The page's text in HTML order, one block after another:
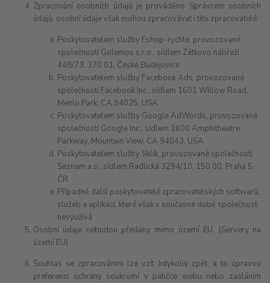
Zpracování osobních údajů je prováděno Správcem osobních
údajů, osobní údaje však mohou zpracovávat i tito zpracovatelé:
Poskytovatelem služby Eshop-rychle, provozované
společností Golemos s.r.o., sídlem Zátkovo nábřeží
448/73, 370 01, České Budějovice
Poskytovatelem služby Facebook Ads, provozované
společností Facebook Inc., sídlem 1601 Willow Road,
Menlo Park, CA 94025, USA
Poskytovatelem služby Google AdWords, provozované
společností Google Inc., sídlem 1600 Amphitheatre
Parkway, Mountain View, CA 94043, USA
Poskytovatelem služby Sklik, provozované společností
Seznam a.s., sídlem Radlická 3294/10, 150 00, Praha 5,
ČR
Případně další poskytovatelé zpracovatelských softwarů,
služeb a aplikací, které však v současné době společnost
nevyužívá
Osobní údaje nebudou předány mimo území EU. (Servery na
území EU)
Souhlas se zpracováním lze vzít kdykoliv zpět, a to úpravou
preferencí ochrany soukromí v patičce webu nebo zasláním